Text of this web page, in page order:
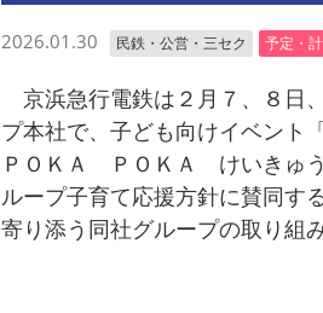
2026.01.30 民鉄・公営・三セク 予定・
京浜急行電鉄は２月７、８日、
プ本社で、子ども向けイベント
ＰＯＫＡ ＰＯＫＡ けいきゅう
ループ子育て応援方針に賛同す
寄り添う同社グループの取り組